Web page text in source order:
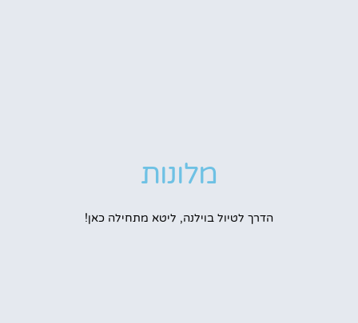
מלונות
הדרך לטיול בוילנה, ליטא מתחילה כאן!